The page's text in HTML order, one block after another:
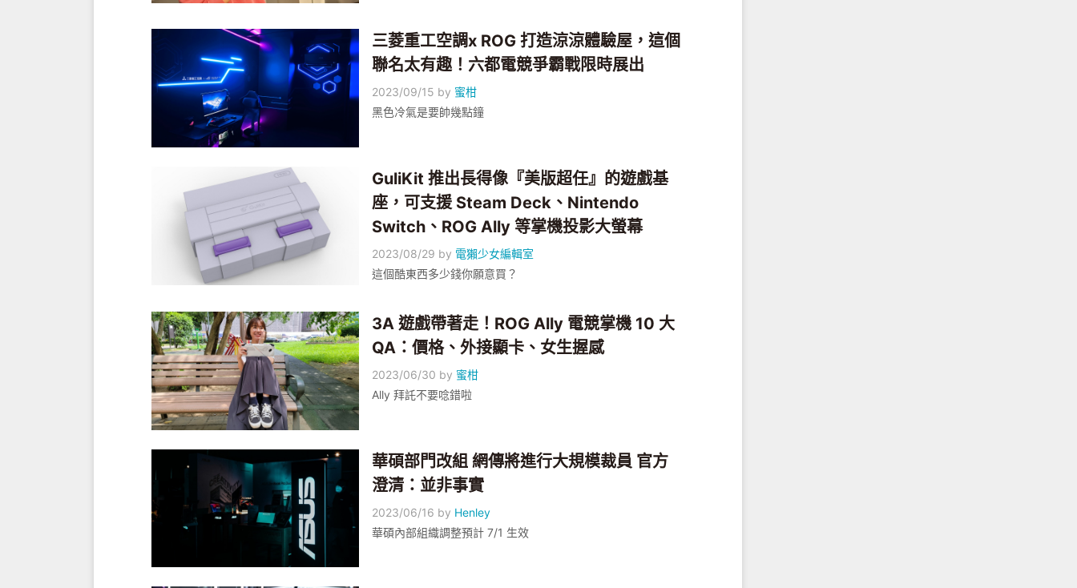
三菱重工空調x ROG 打造涼涼體驗屋，這個
聯名太有趣！六都電競爭霸戰限時展出
2023/09/15 by 蜜柑
黑色冷氣是要帥幾點鐘
GuliKit 推出長得像『美版超任』的遊戲基
座，可支援 Steam Deck、Nintendo
Switch、ROG Ally 等掌機投影大螢幕
2023/08/29 by 電獺少女編輯室
這個酷東西多少錢你願意買？
3A 遊戲帶著走！ROG Ally 電競掌機 10 大
QA：價格、外接顯卡、女生握感
2023/06/30 by 蜜柑
Ally 拜託不要唸錯啦
華碩部門改組 網傳將進行大規模裁員 官方
澄清：並非事實
2023/06/16 by Henley
華碩內部組織調整預計 7/1 生效